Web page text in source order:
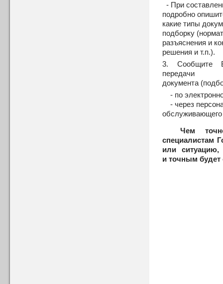
- При
подробно
какие типы
подборку
разъяснения и
решения и т.п.).
3. Сообщите
документа
- по
- через
Чем
специалистам
или
и точным будет